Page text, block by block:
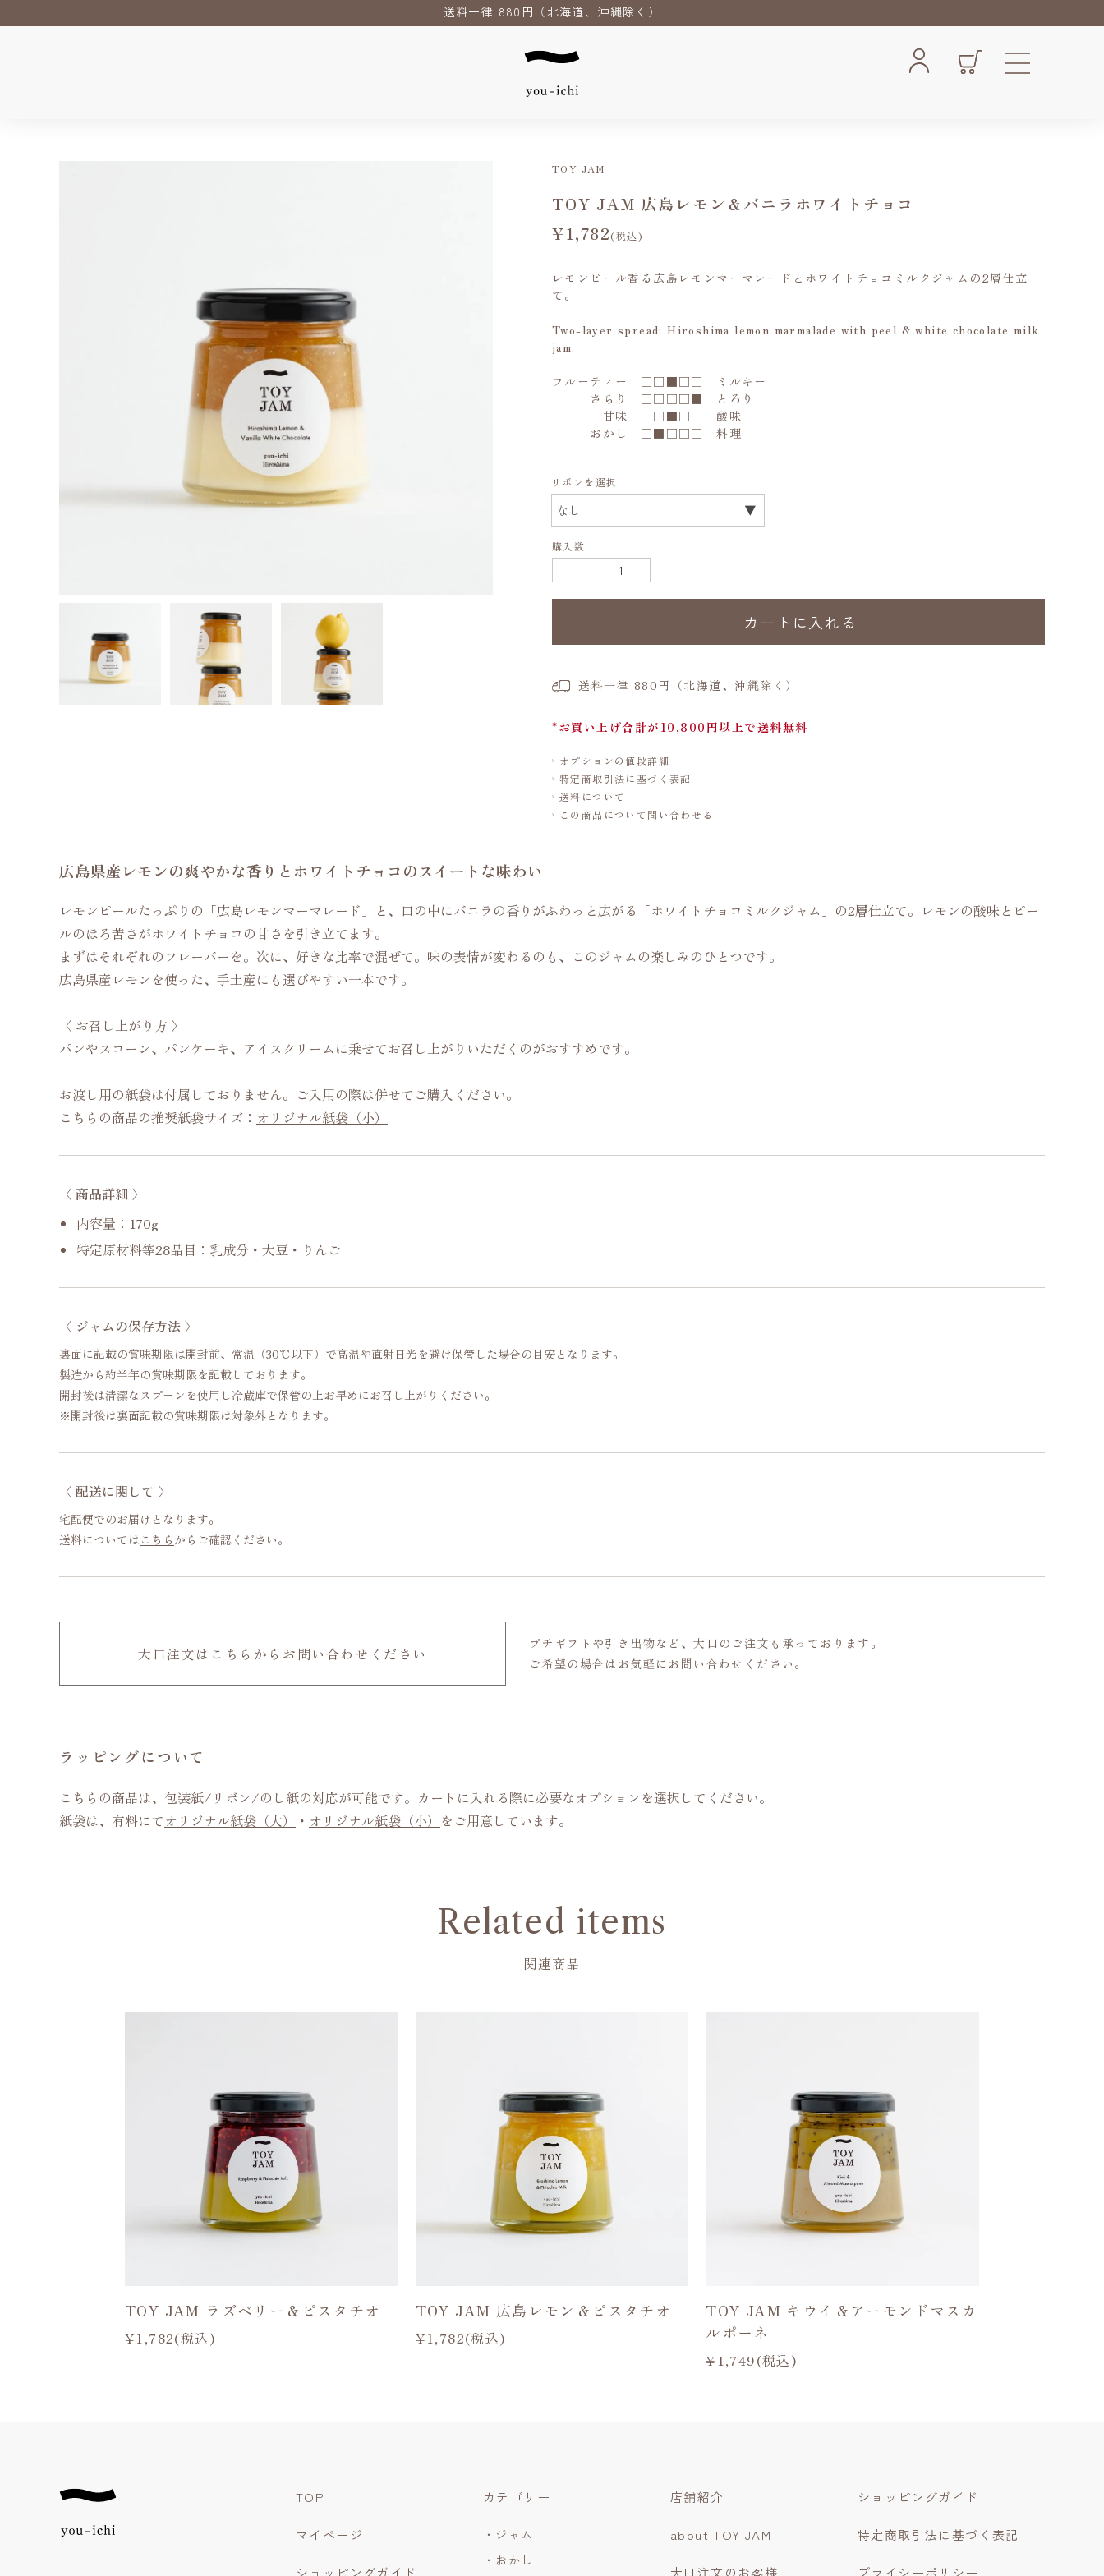
送料一律 880円（北海道、沖縄除く）
TOY JAM
TOY JAM 広島レモン＆バニラホワイトチョコ
¥1,782(税込)
レモンピール香る広島レモンマーマレードとホワイトチョコミルクジャムの2層仕立
て。
Two-layer spread: Hiroshima lemon marmalade with peel & white chocolate milk
jam.
フルーティー □□■□□ ミルキー
さらり □□□□■ とろり
甘味 □□■□□ 酸味
おかし □■□□□ 料理
リボンを選択
購入数
カートに入れる
送料一律 880円（北海道、沖縄除く）
*お買い上げ合計が10,800円以上で送料無料
オプションの値段詳細
特定商取引法に基づく表記
送料について
この商品について問い合わせる
広島県産レモンの爽やかな香りとホワイトチョコのスイートな味わい
レモンピールたっぷりの「広島レモンマーマレード」と、口の中にバニラの香りがふわっと広がる「ホワイトチョコミルクジャム」の2層仕立て。レモンの酸味とピー
ルのほろ苦さがホワイトチョコの甘さを引き立てます。
まずはそれぞれのフレーバーを。次に、好きな比率で混ぜて。味の表情が変わるのも、このジャムの楽しみのひとつです。
広島県産レモンを使った、手土産にも選びやすい一本です。
〈 お召し上がり方 〉
パンやスコーン、パンケーキ、アイスクリームに乗せてお召し上がりいただくのがおすすめです。
お渡し用の紙袋は付属しておりません。ご入用の際は併せてご購入ください。
こちらの商品の推奨紙袋サイズ： オリジナル紙袋（小）
〈 商品詳細 〉
内容量：170g
特定原材料等28品目：乳成分・大豆・りんご
〈 ジャムの保存方法 〉
裏面に記載の賞味期限は開封前、常温（30℃以下）で高温や直射日光を避け保管した場合の目安となります。
製造から約半年の賞味期限を記載しております。
開封後は清潔なスプーンを使用し冷蔵庫で保管の上お早めにお召し上がりください。
※開封後は裏面記載の賞味期限は対象外となります。
〈 配送に関して 〉
宅配便でのお届けとなります。
送料については こちら からご確認ください。
大口注文はこちらからお問い合わせください
プチギフトや引き出物など、大口のご注文も承っております。
ご希望の場合はお気軽にお問い合わせください。
ラッピングについて
こちらの商品は、包装紙/リボン/のし紙の対応が可能です。カートに入れる際に必要なオプションを選択してください。
紙袋は、有料にてオリジナル紙袋（大） ・ オリジナル紙袋（小） をご用意しています。
Related items
関連商品
TOY JAM ラズベリー＆ピスタチオ
¥1,782(税込)
TOY JAM 広島レモン＆ピスタチオ
¥1,782(税込)
TOY JAM キウイ＆アーモンドマスカ
ルポーネ
¥1,749(税込)
TOP
マイページ
ショッピングガイド
カテゴリー
・ジャム
・おかし
店舗紹介
about TOY JAM
大口注文のお客様
ショッピングガイド
特定商取引法に基づく表記
プライシーポリシー